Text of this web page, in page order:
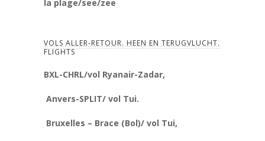
la plage/see/zee
VOLS ALLER-RETOUR. HEEN EN TERUGVLUCHT.
FLIGHTS
BXL-CHRL/vol Ryanair-Zadar,
Anvers-SPLIT/ vol Tui.
Bruxelles – Brace (Bol)/ vol Tui,